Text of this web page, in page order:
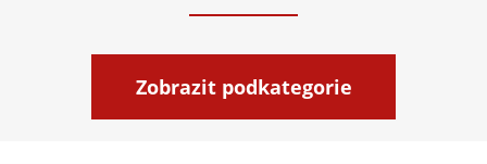
Zobrazit podkategorie